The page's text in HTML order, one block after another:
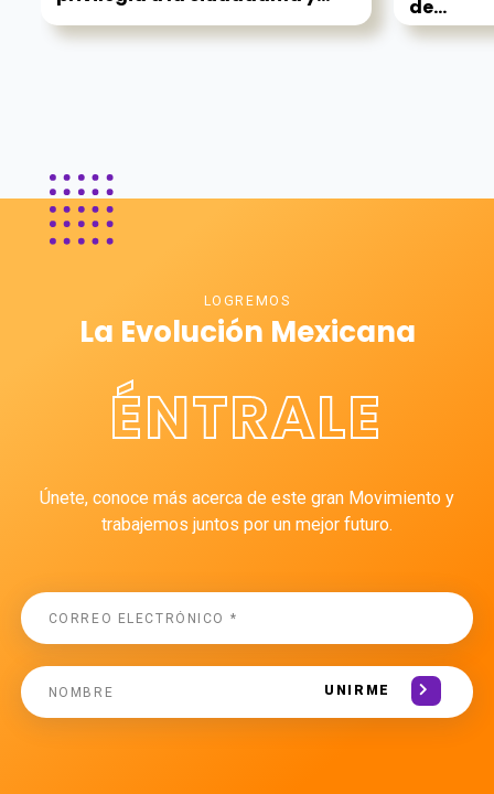
de...
LOGREMOS
La Evolución Mexicana
ÉNTRALE
Únete, conoce más acerca de este gran Movimiento y
trabajemos juntos por un mejor futuro.
UNIRME